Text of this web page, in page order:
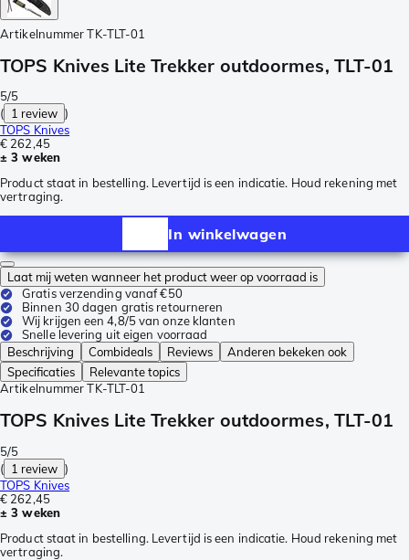
Artikelnummer TK-TLT-01
TOPS Knives Lite Trekker outdoormes, TLT-01
5/5
( 1 review )
TOPS Knives
€ 262,45
± 3 weken
Product staat in bestelling. Levertijd is een indicatie. Houd rekening met
vertraging.
In winkelwagen
Laat mij weten wanneer het product weer op voorraad is
Gratis verzending vanaf €50
Binnen 30 dagen gratis retourneren
Wij krijgen een 4,8/5 van onze klanten
Snelle levering uit eigen voorraad
Beschrijving
Combideals Reviews
Anderen bekeken ook
Specificaties
Relevante topics
Artikelnummer TK-TLT-01
TOPS Knives Lite Trekker outdoormes, TLT-01
5/5
( 1 review )
TOPS Knives
€ 262,45
± 3 weken
Product staat in bestelling. Levertijd is een indicatie. Houd rekening met
vertraging.